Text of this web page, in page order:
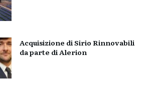
Acquisizione di Sirio Rinnovabili
da parte di Alerion